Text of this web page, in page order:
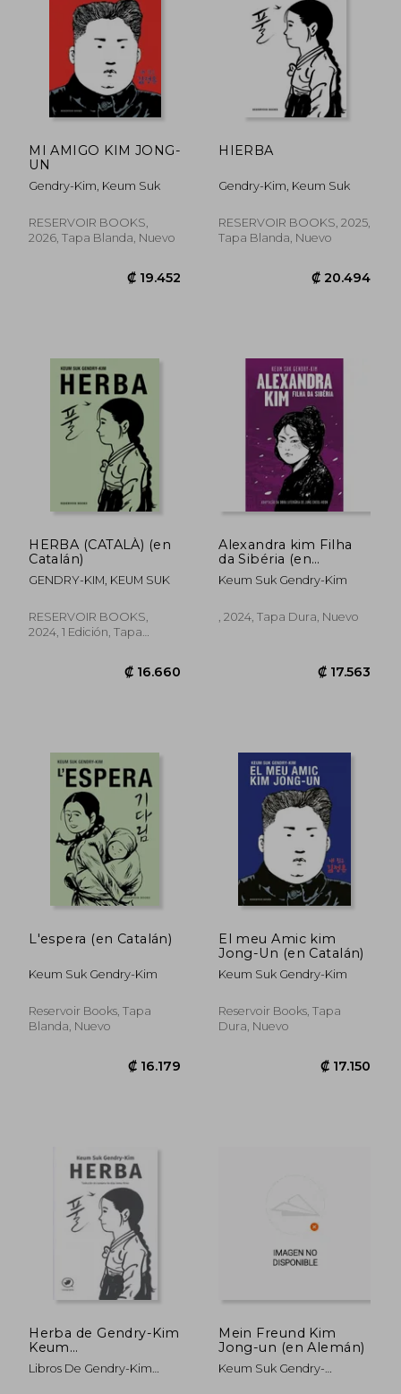
₡ 17.882
MI AMIGO KIM JONG-
UN
Gendry-Kim, Keum Suk
RESERVOIR BOOKS,
2026, Tapa Blanda, Nuevo
₡ 19.452
HIERBA
Gendry-Kim, Keum Suk
RESERVOIR BOOKS, 2025,
Tapa Blanda, Nuevo
HERBA (CATALÀ) (en
Catalán)
GENDRY-KIM, KEUM SUK
RESERVOIR BOOKS,
2024, 1 Edición, Tapa
₡ 16.660
Alexandra kim Filha
da Sibéria (en
Portugués)
Keum Suk Gendry-Kim
, 2024, Tapa Dura, Nuevo
L'espera (en Catalán)
Keum Suk Gendry-Kim
Reservoir Books, Tapa
Blanda, Nuevo
El meu Amic kim
Jong-Un (en Catalán)
Keum Suk Gendry-Kim
Reservoir Books, Tapa
Dura, Nuevo
Herba de Gendry-Kim
Keum
Suk(Rinoceronte
Editora) (en Gallego)
Libros De Gendry-Kim
Mein Freund Kim
Jong-un (en Alemán)
Keum Suk Gendry-